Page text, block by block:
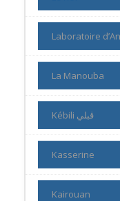
Laboratoire
La Manouba
Kébili ڨبلي
Kasserine
Kairouan